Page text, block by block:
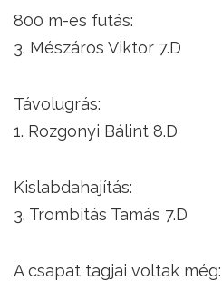
800 m-es futás:
3. Mészáros Viktor 7.D
Távolugrás:
1. Rozgonyi Bálint 8.D
Kislabdahajítás:
3. Trombitás Tamás 7.D
A csapat tagjai voltak